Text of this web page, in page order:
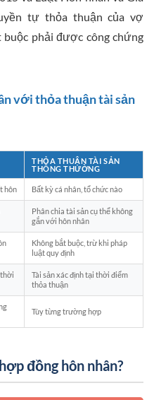
tự thỏa thuận của vợ
phải được công chứng
với thỏa thuận tài sản
THỎA THUẬN TÀI SẢN
THÔNG THƯỜNG
hôn Bất kỳ cá nhân, tổ chức nào
Phân chia tài sản cụ thể không
gắn với hôn nhân
Không bắt buộc, trừ khi pháp
luật quy định
Tài sản xác định tại thời điểm
thỏa thuận
Tùy từng trường hợp
đồng hôn nhân?